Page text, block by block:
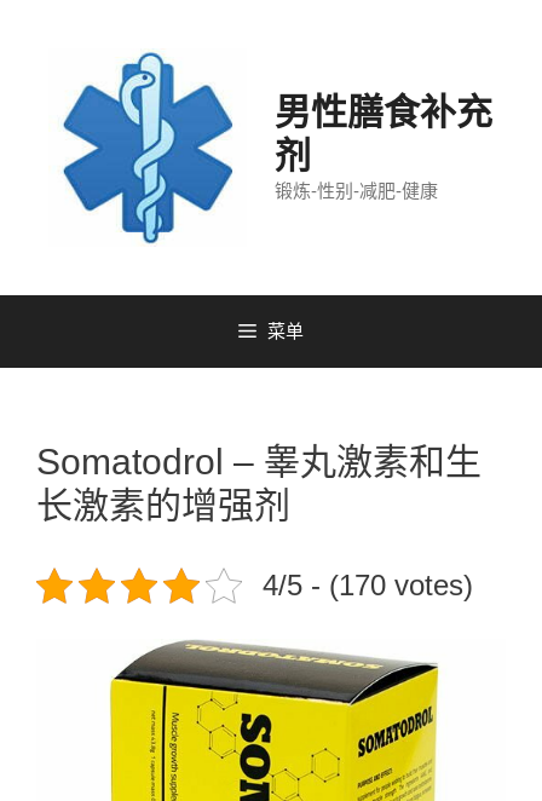
男性膳食补充
剂
锻炼-性别-减肥-健康
菜单
Somatodrol – 睾丸激素和生
长激素的增强剂
4/5 - (170 votes)